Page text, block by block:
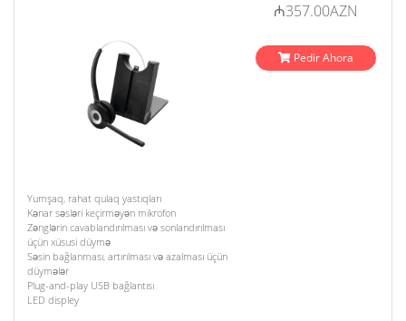
Yumşaq, rahat qulaq yastıqları
Kənar səsləri keçirməyən mikrofon
Zənglərin cavablandırılması və sonlandırılması
üçün xüsusi düymə
Səsin bağlanması, artırılması və azalması üçün
düymələr
Plug-and-play USB bağlantısı
LED displey
₼357.00AZN
Pedir Ahora